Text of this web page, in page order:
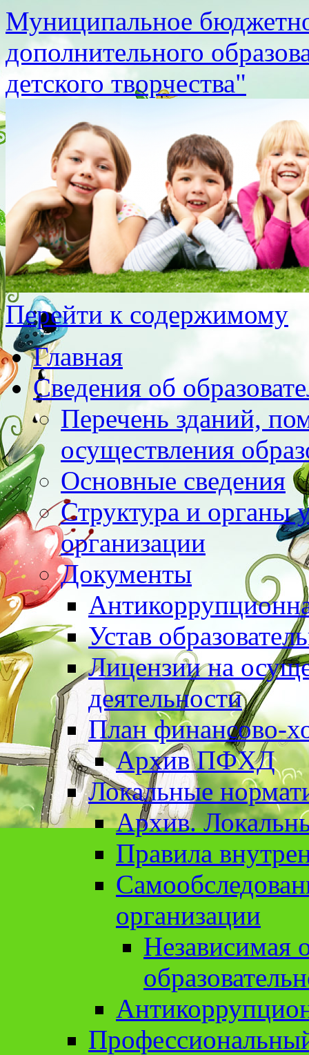
Муниципальное
дополнительного
детского творчества"
Перейти к содержимому
Главная
Сведения об
Перечень зданий,
осуществления
Основные сведения
Структура и органы
организации
Документы
Устав
Лицензии на
деятельности
План финансово-
Архив ПФХД
Локальные
Архив.
Правила
организации
Независимая